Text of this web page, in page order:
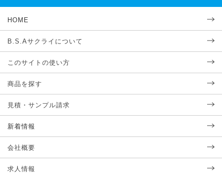
HOME
B.S.Aサクライについて
このサイトの使い方
商品を探す
見積・サンプル請求
新着情報
会社概要
求人情報